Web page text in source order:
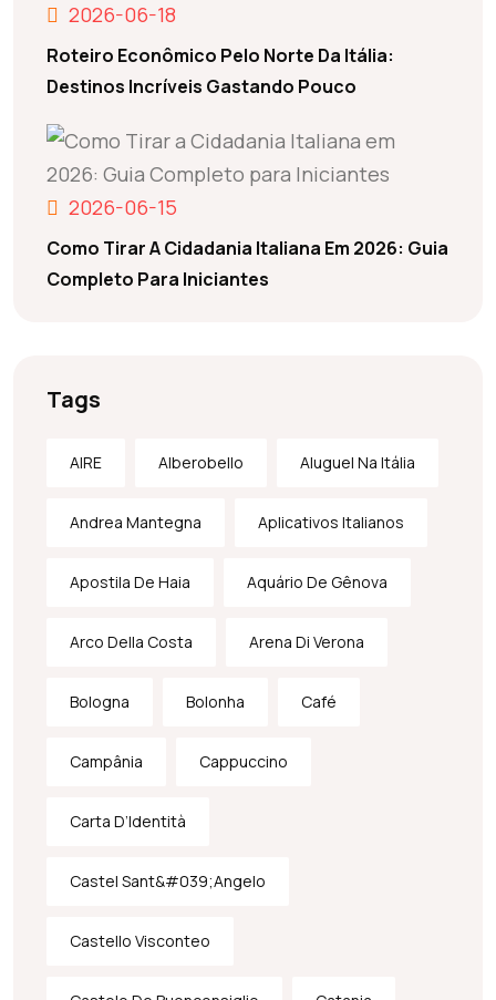
2026-06-18
Roteiro Econômico Pelo Norte Da Itália:
Destinos Incríveis Gastando Pouco
2026-06-15
Como Tirar A Cidadania Italiana Em 2026: Guia
Completo Para Iniciantes
Tags
AIRE Alberobello Aluguel Na Itália
Andrea Mantegna Aplicativos Italianos
Apostila De Haia Aquário De Gênova
Arco Della Costa Arena Di Verona
Bologna Bolonha Café
Campânia Cappuccino
Carta D’Identità
Castel Sant&#039;Angelo
Castello Visconteo